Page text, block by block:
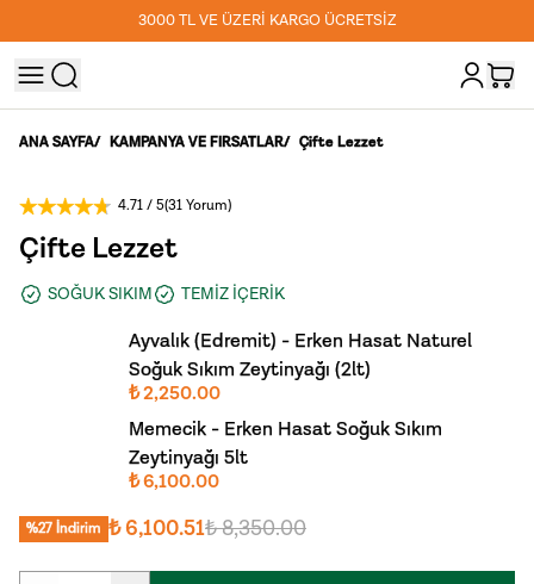
3000 TL VE ÜZERİ KARGO ÜCRETSİZ
ANA SAYFA/ KAMPANYA VE FIRSATLAR/ Çifte Lezzet
4.71 / 5(31 Yorum)
Çifte Lezzet
SOĞUK SIKIM TEMİZ İÇERİK
Ayvalık (Edremit) - Erken Hasat Naturel
Soğuk Sıkım Zeytinyağı (2lt)
₺ 2,250.00
Memecik - Erken Hasat Soğuk Sıkım
Zeytinyağı 5lt
₺ 6,100.00
%27 İndirim ₺ 6,100.51₺ 8,350.00